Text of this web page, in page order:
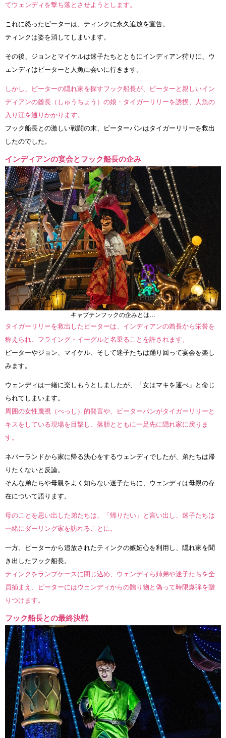
てウェンディを撃ち落とさせようとします。
これに怒ったピーターは、ティンクに永久追放を宣告。
ティンクは姿を消してしまいます。
その後、ジョンとマイケルは迷子たちとともにインディアン狩りに、ウ
ェンディはピーターと人魚に会いに行きます。
しかし、ピーターの隠れ家を探すフック船長が、ピーターと親しいイン
ディアンの酋長（しゅうちょう）の娘・タイガーリリーを誘拐、人魚の
入り江を通りかかります。
フック船長との激しい戦闘の末、ピーターパンはタイガーリリーを救出
したのでした。
インディアンの宴会とフック船長の企み
キャプテンフックの企みとは…
タイガーリリーを救出したピーターは、インディアンの酋長から栄誉を
称えられ、フライング・イーグルと名乗ることを許されます。
ピーターやジョン、マイケル、そして迷子たちは踊り回って宴会を楽し
みます。
ウェンディは一緒に楽しもうとしましたが、「女はマキを運べ」と命じ
られてしまいます。
周囲の女性蔑視（べっし）的発言や、ピーターパンがタイガーリリーと
キスをしている現場を目撃し、落胆とともに一足先に隠れ家に戻りま
す。
ネバーランドから家に帰る決心をするウェンディでしたが、弟たちは帰
りたくないと反論。
そんな弟たちや母親をよく知らない迷子たちに、ウェンディは母親の存
在について語ります。
母のことを思い出した弟たちは、「帰りたい」と言い出し、迷子たちは
一緒にダーリング家を訪れることに。
一方、ピーターから追放されたティンクの嫉妬心を利用し、隠れ家を聞
き出したフック船長。
ティンクをランプケースに閉じ込め、ウェンディら姉弟や迷子たちを全
員捕まえ、ピーターにはウェンディからの贈り物と偽って時限爆弾を贈
りつけます。
フック船長との最終決戦